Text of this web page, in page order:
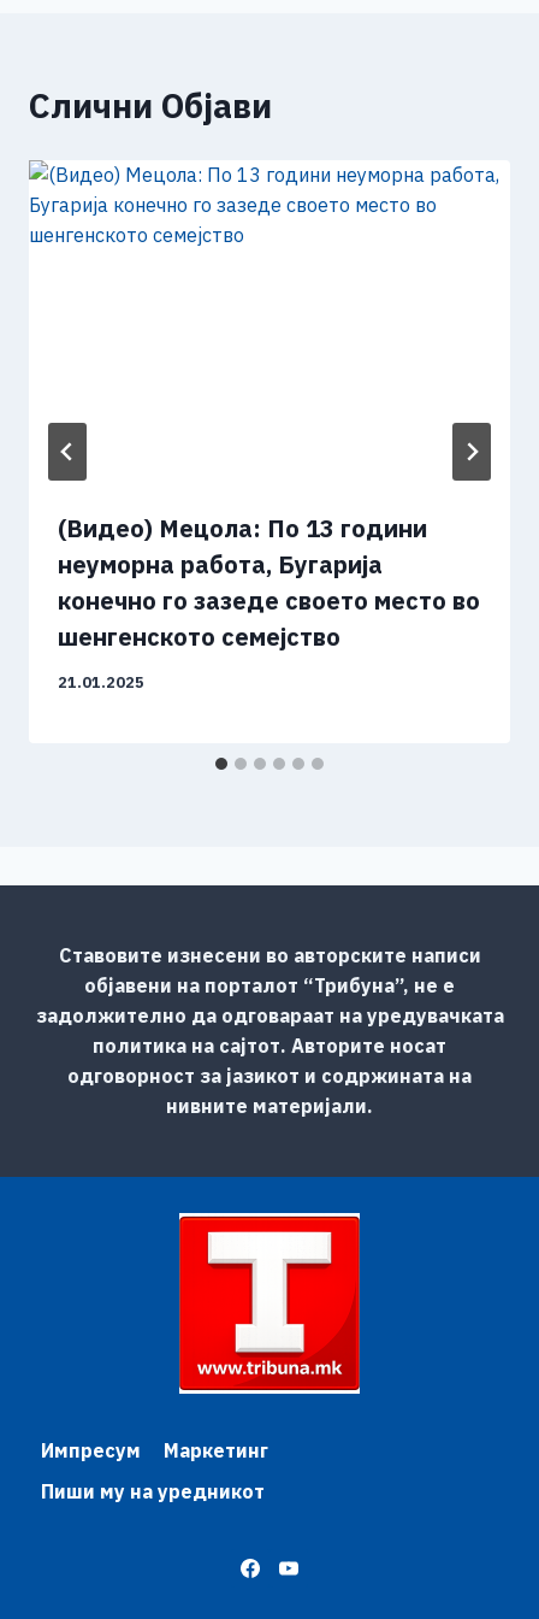
Слични Објави
(Видео) Мецола: По 13 години
неуморна работа, Бугарија
конечно го зазеде своето место во
шенгенското семејство
21.01.2025
Ставовите изнесени во авторските написи
објавени на порталот “Трибуна”, не е
задолжително да одговараат на уредувачката
политика на сајтот. Авторите носат
одговорност за јазикот и содржината на
нивните материјали.
Импресум
Маркетинг
Пиши му на уредникот